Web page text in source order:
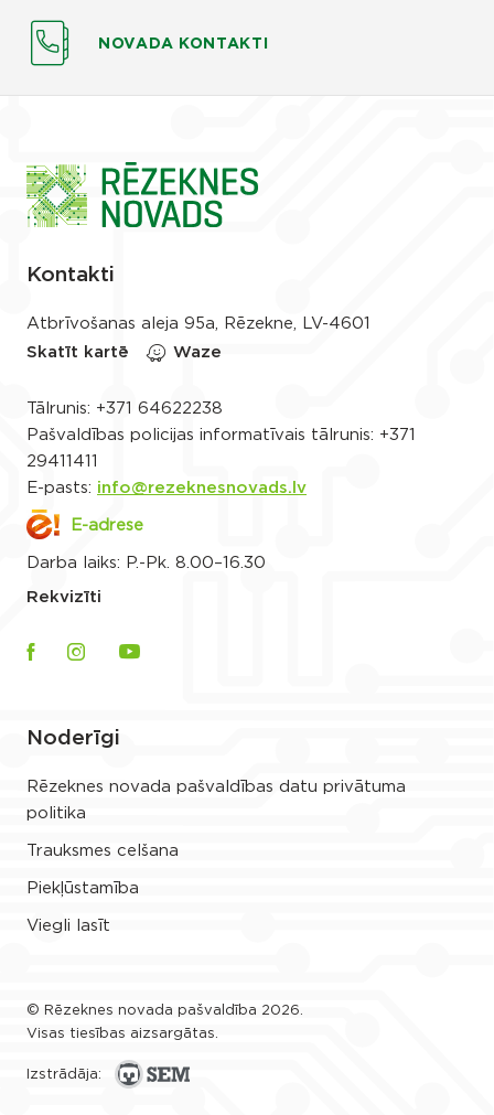
NOVADA KONTAKTI
Kontakti
Atbrīvošanas aleja 95a, Rēzekne, LV-4601
Skatīt kartē
Waze
Tālrunis: +371 64622238
Pašvaldības policijas informatīvais tālrunis: +371
29411411
E-pasts: info@rezeknesnovads.lv
E-adrese
Darba laiks: P.-Pk. 8.00–16.30
Rekvizīti
Noderīgi
Rēzeknes novada pašvaldības datu privātuma
politika
Trauksmes celšana
Piekļūstamība
Viegli lasīt
© Rēzeknes novada pašvaldība 2026.
Visas tiesības aizsargātas.
Izstrādāja: